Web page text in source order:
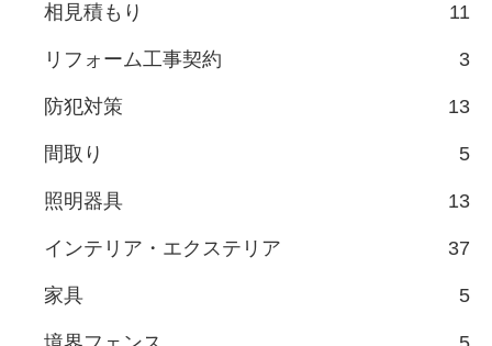
相見積もり 11
リフォーム工事契約 3
防犯対策 13
間取り 5
照明器具 13
インテリア・エクステリア 37
家具 5